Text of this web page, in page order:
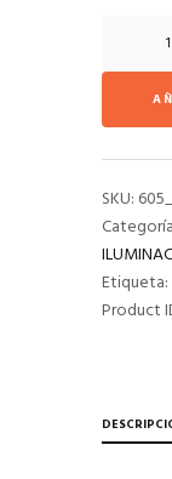
E14
Filamento
C35
2W
cantidad
SKU:
Etiqueta:
Product